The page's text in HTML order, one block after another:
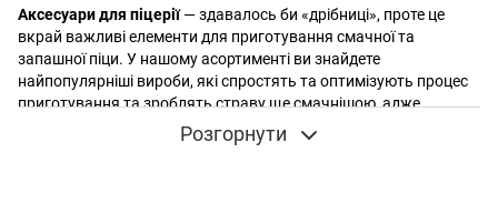
Аксесуари для піцерії— здавалось би «дрібниці», проте це
вкрай важливі елементи для приготування смачної та
запашної піци. У нашому асортименті ви знайдете
найпопулярніші вироби, які спростять та оптимізують процес
приготування та зроблять страву ще смачнішою, адже
професійність однозначно впливає на її якість. Ми пропонуємо
зручні та довговічні сітки для піци, щітки для печі, диспенсери
Розгорнути